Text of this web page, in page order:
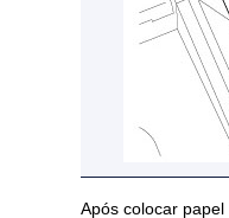
Após colocar papel